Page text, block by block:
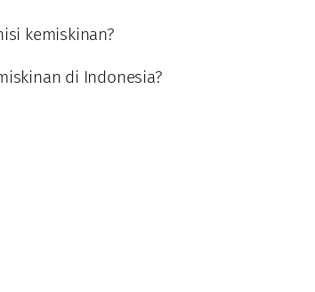
kemiskinan?
di Indonesia?